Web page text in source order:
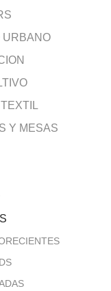
URBANO
Y MESAS